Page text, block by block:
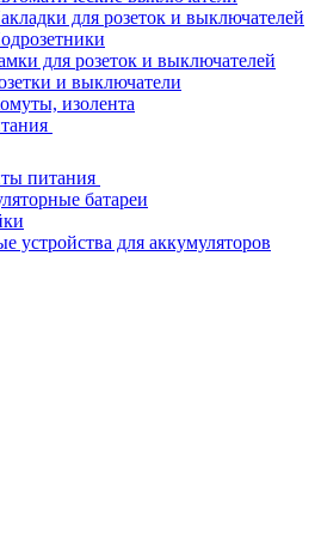
для розеток и выключателей
для розеток и выключателей
и выключатели
изолента
питания
батареи
устройства для аккумуляторов